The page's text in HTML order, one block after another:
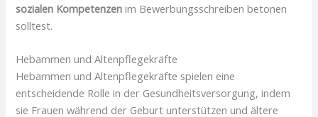
sozialen Kompetenzen im Bewerbungsschreiben betonen
solltest.
Hebammen und Altenpflegekräfte
Hebammen und Altenpflegekräfte spielen eine
entscheidende Rolle in der Gesundheitsversorgung, indem
sie Frauen während der Geburt unterstützen und ältere